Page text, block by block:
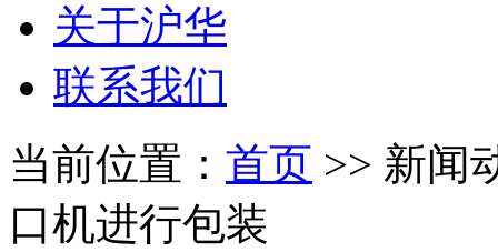
关于沪华
联系我们
当前位置： 首页 >> 新闻
口机进行包装